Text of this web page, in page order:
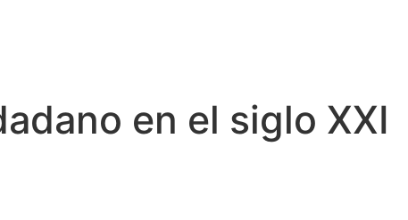
en el siglo XXI